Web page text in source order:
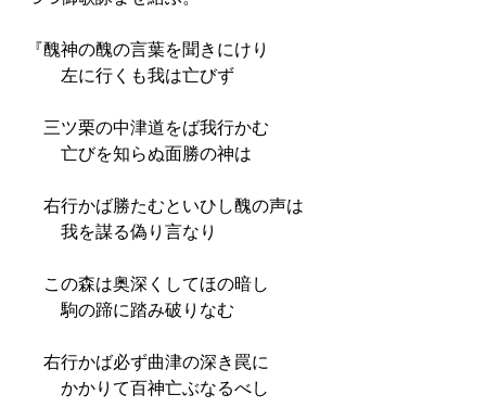
『醜神の醜の言葉を聞きにけり
左に行くも我は亡びず
三ツ栗の中津道をば我行かむ
亡びを知らぬ面勝の神は
右行かば勝たむといひし醜の声は
我を謀る偽り言なり
この森は奥深くしてほの暗し
駒の蹄に踏み破りなむ
右行かば必ず曲津の深き罠に
かかりて百神亡ぶなるべし